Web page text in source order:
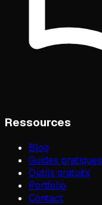
Ressources
Blog
Guides pratiques
Outils gratuits
Portfolio
Contact